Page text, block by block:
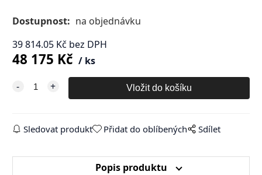
Dostupnost: na objednávku
39 814.05Kč bez DPH
48 175 Kč ks
Sledovat produkt Přidat do oblíbených Sdílet
Popis produktu